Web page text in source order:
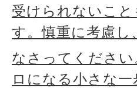
受けられないこと
す。慎重に考慮し
なさってください
ロになる小さな一